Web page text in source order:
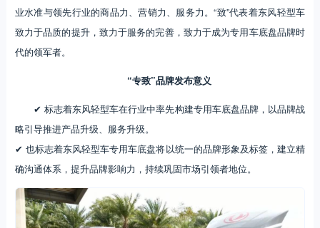
业水准与领先行业的商品力、营销力、服务力。“致”代表着东风轻型车
致力于品质的提升，致力于服务的完善，致力于成为专用车底盘品牌时
代的领军者。
“专致”品牌发布意义
✔ 标志着东风轻型车在行业中率先构建专用车底盘品牌，以品牌战
略引导推进产品升级、服务升级。
✔ 也标志着东风轻型车专用车底盘将以统一的品牌形象及标签，建立精
确沟通体系，提升品牌影响力，持续巩固市场引领者地位。